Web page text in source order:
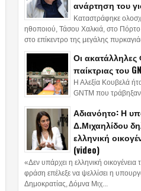
ανάρτηση του
Καταστράφηκε
ηθοποιού, Τάσου Χαλκιά, στο
στο επίκεντρο της μεγάλης
Οι
παίκτριας του
Η Αλεξία Κουβελά
GNTM που
Αδιανόητο: Η
Δ.Μιχαηλίδου
ελληνική
(video)
«Δεν υπάρχει η ελληνική
φράση επέλεξε να ψελλίσει η
Δημοκρατίας, Δόμνα Μιχ...